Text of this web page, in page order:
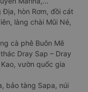
Địa, hòn Rơm, đồi cát
làng chài Mũi Né,
cà phê Buôn Mê
Dray Sap – Dray
vườn quốc gia
bảo tàng Sapa, núi